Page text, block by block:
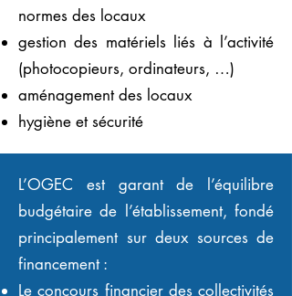
normes des locaux
gestion des matériels liés à l’activité
(photocopieurs, ordinateurs, …)
aménagement des locaux
hygiène et sécurité
L’OGEC est garant de l’équilibre
budgétaire de l’établissement, fondé
principalement sur deux sources de
financement :
Le concours financier des collectivités